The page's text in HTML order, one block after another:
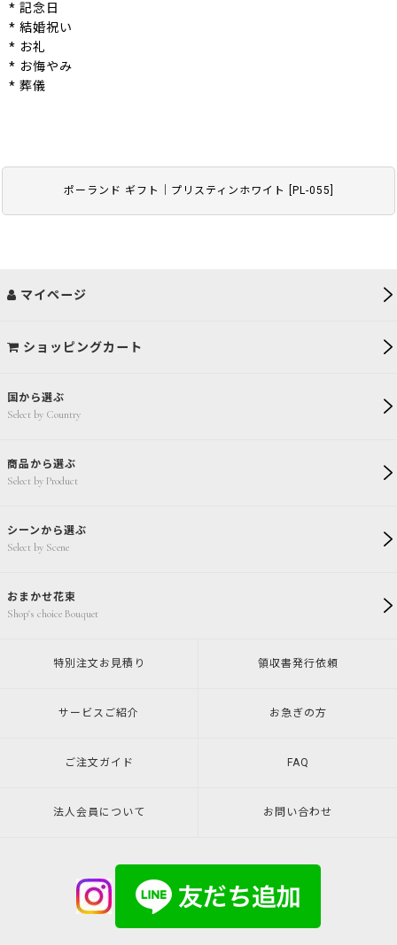
ポーランド ギフト｜プリスティンホワイト PL-055
* 記念日
* 結婚祝い
* お礼
* お悔やみ
* 葬儀
国から選ぶ
Select by Country
商品から選ぶ
Select by Product
シーンから選ぶ
Select by Scene
おまかせ花束
Shop's choice Bouquet
マイページ
ショッピングカート
特別注文 お見積り 領収書発行依頼
サービスご紹介 お急ぎの方
ご注文ガイド FAQ
法人会員について お問い合わせ